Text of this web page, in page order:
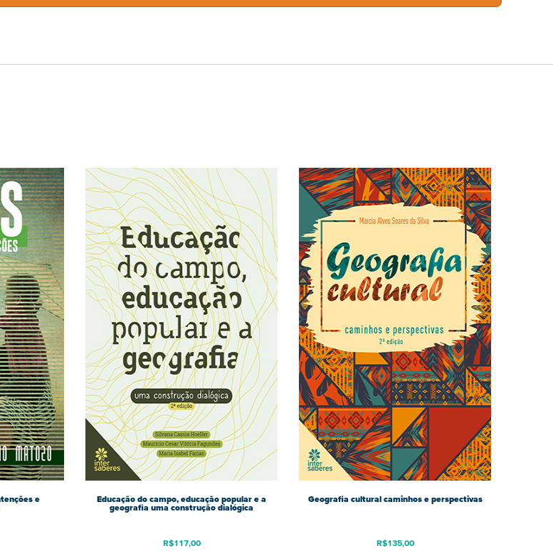
e Educação do campo, educação popular e a
geografia uma construção dialógica
R$117,00
Geografia cultural caminhos e perspectivas
R$135,00